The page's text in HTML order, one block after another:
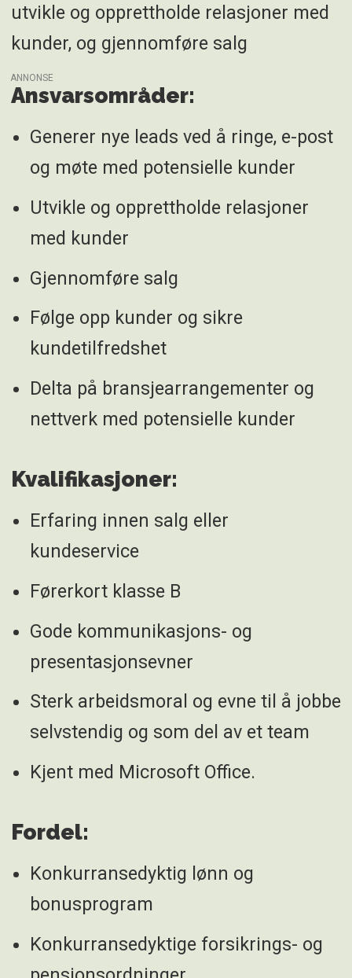
utvikle og opprettholde relasjoner med
kunder, og gjennomføre salg
ANNONSE
Ansvarsområder:
Generer nye leads ved å ringe, e-post
og møte med potensielle kunder
Utvikle og opprettholde relasjoner
med kunder
Gjennomføre salg
Følge opp kunder og sikre
kundetilfredshet
Delta på bransjearrangementer og
nettverk med potensielle kunder
Kvalifikasjoner:
Erfaring innen salg eller
kundeservice
Førerkort klasse B
Gode kommunikasjons- og
presentasjonsevner
Sterk arbeidsmoral og evne til å jobbe
selvstendig og som del av et team
Kjent med Microsoft Office.
Fordel:
Konkurransedyktig lønn og
bonusprogram
Konkurransedyktige forsikrings- og